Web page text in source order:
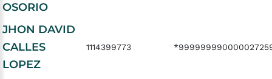
OSORIO
JHON DAVID
CALLES
LOPEZ
1114399773